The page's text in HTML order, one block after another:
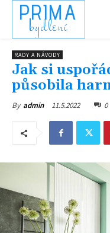
PRIMA
bydlení
RADY A NÁVODY
Jak si
působila
By admin 11.5.2022 0